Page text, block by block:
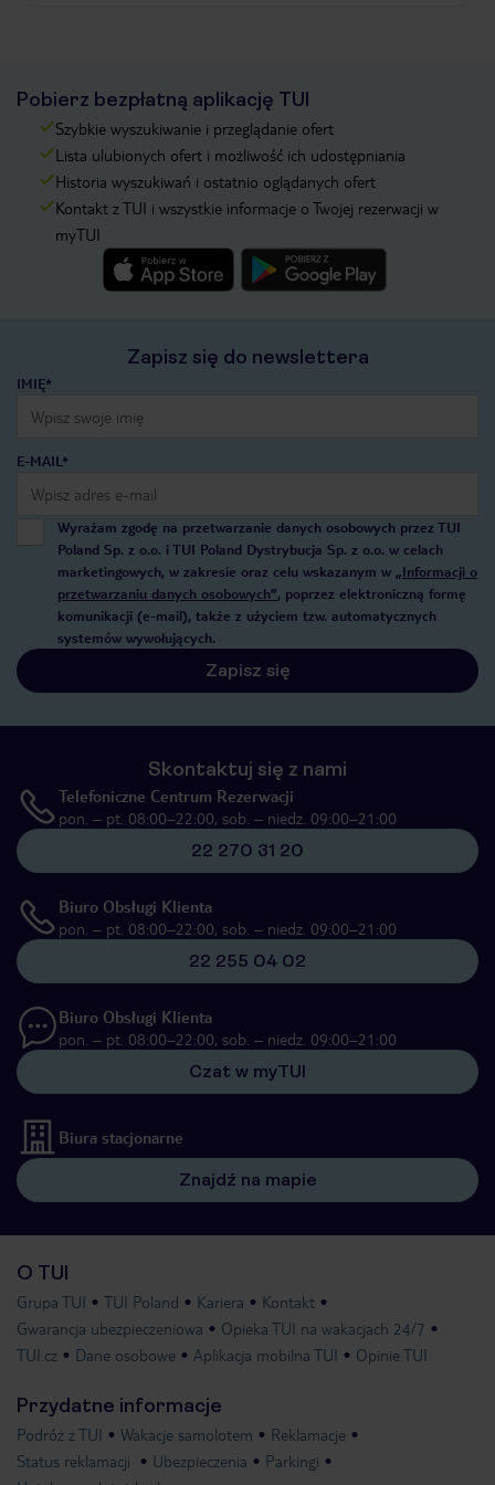
Pobierz bezpłatną aplikację TUI
Szybkie wyszukiwanie i przeglądanie ofert
Lista ulubionych ofert i możliwość ich udostępniania
Historia wyszukiwań i ostatnio oglądanych ofert
Kontakt z TUI i wszystkie informacje o Twojej rezerwacji w
myTUI
Zapisz się do newslettera
IMIĘ*
E-MAIL*
Wyrażam zgodę na przetwarzanie danych osobowych przez TUI
Poland Sp. z o.o. i TUI Poland Dystrybucja Sp. z o.o. w celach
marketingowych, w zakresie oraz celu wskazanym w „Informacji o
przetwarzaniu danych osobowych”, poprzez elektroniczną formę
komunikacji (e-mail), także z użyciem tzw. automatycznych
systemów wywołujących.
Zapisz się
Skontaktuj się z nami
Telefoniczne Centrum Rezerwacji
pon. – pt. 08:00–22:00, sob. – niedz. 09:00–21:00
22 270 31 20
Biuro Obsługi Klienta
pon. – pt. 08:00–22:00, sob. – niedz. 09:00–21:00
22 255 04 02
Biuro Obsługi Klienta
pon. – pt. 08:00–22:00, sob. – niedz. 09:00–21:00
Czat w myTUI
Biura stacjonarne
Znajdź na mapie
O TUI
Grupa TUI TUI Poland Kariera
Kontakt
Gwarancja ubezpieczeniowa
Opieka TUI na wakacjach 24/7
TUI.cz
Dane osobowe Aplikacja mobilna TUI Opinie TUI
Przydatne informacje
Podróż z TUI Wakacje samolotem
Reklamacje
Status reklamacji
Ubezpieczenia
Parkingi